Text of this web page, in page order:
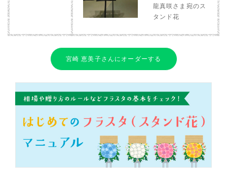
龍真咲さま宛のス
タンド花
宮崎 恵美子さんにオーダーする